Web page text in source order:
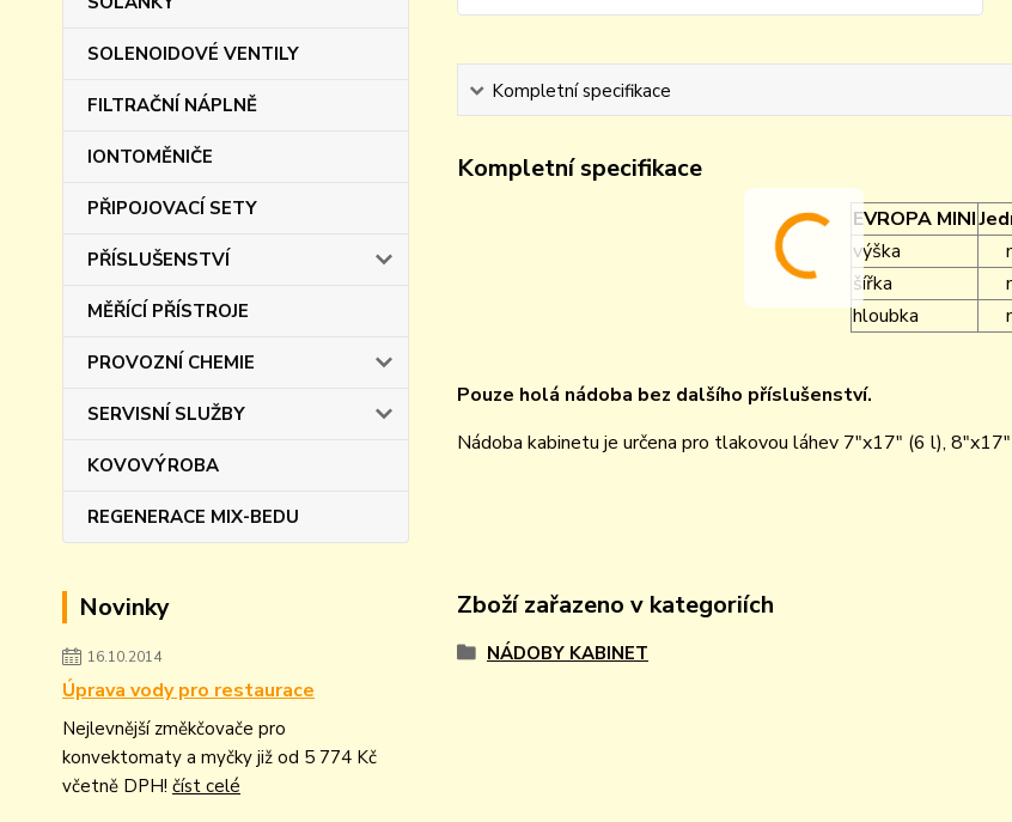
SOLENOIDOVÉ VENTILY
FILTRAČNÍ NÁPLNĚ
IONTOMĚNIČE
PŘIPOJOVACÍ SETY
PŘÍSLUŠENSTVÍ
MĚŘÍCÍ PŘÍSTROJE
PROVOZNÍ CHEMIE
SERVISNÍ SLUŽBY
KOVOVÝROBA
REGENERACE MIX-BEDU
Novinky
16.10.2014
Úprava vody pro restaurace
Nejlevnější změkčovače pro
konvektomaty a myčky již od 5 774 Kč
včetně DPH! číst celé
Kompletní specifikace
Kompletní specifikace
EVROPA MINI
výška
šířka
hloubka
Pouze holá nádoba bez dalšího příslušenství.
Nádoba kabinetu je určena pro tlakovou láhev 7"x17" (6 l),
Zboží zařazeno v kategoriích
NÁDOBY KABINET